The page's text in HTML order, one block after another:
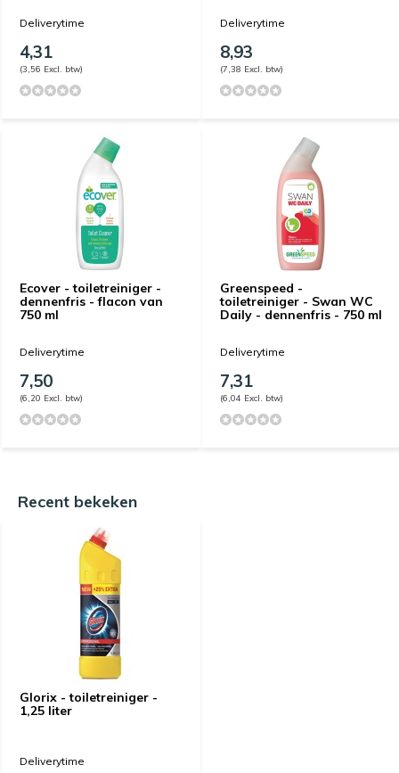
Deliverytime
4,31
(3,56 Excl. btw)
Deliverytime
8,93
(7,38 Excl. btw)
Ecover - toiletreiniger -
dennenfris - flacon van
750 ml
Deliverytime
7,50
(6,20 Excl. btw)
Greenspeed -
toiletreiniger - Swan WC
Daily - dennenfris - 750 ml
Deliverytime
7,31
(6,04 Excl. btw)
Recent bekeken
Glorix - toiletreiniger -
1,25 liter
Deliverytime